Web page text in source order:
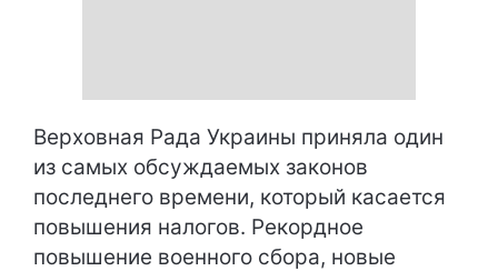
Верховная Рада Украины приняла один
из самых обсуждаемых законов
последнего времени, который касается
повышения налогов. Рекордное
повышение военного сбора, новые